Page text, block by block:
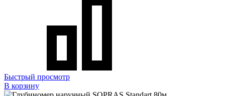
Быстрый просмотр
В корзину